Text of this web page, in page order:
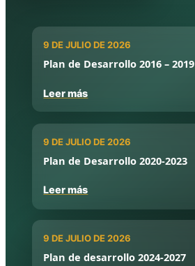
9 DE JULIO DE 2026
Plan de Desarrollo 2016 – 2019
Leer más
9 DE JULIO DE 2026
Plan de Desarrollo 2020-2023
Leer más
9 DE JULIO DE 2026
Plan de desarrollo 2024-2027